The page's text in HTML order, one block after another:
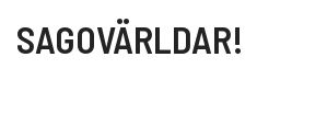
SAGOVÄRLDAR!